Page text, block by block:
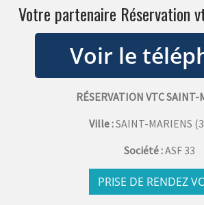
Votre partenaire Réservation
RÉSERVATION VTC SAINT-
Ville :SAINT-MARIENS (
Société :ASF 33
PRISE DE RENDEZ